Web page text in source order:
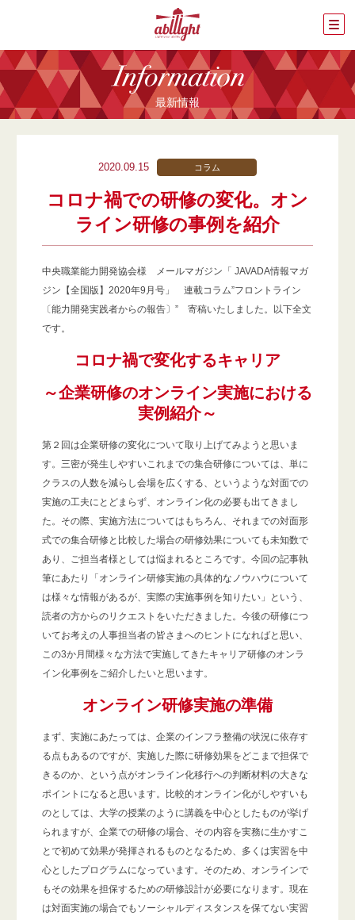
最新情報
2020.09.15 コラム
コロナ禍での研修の変化。オン
ライン研修の事例を紹介
中央職業能力開発協会様 メールマガジン「 JAVADA情報マガ
ジン【全国版】2020年9月号」 連載コラム”フロントライン
〔能力開発実践者からの報告〕” 寄稿いたしました。以下全文
です。
コロナ禍で変化するキャリア
～企業研修のオンライン実施における
実例紹介～
第２回は企業研修の変化について取り上げてみようと思いま
す。三密が発生しやすいこれまでの集合研修については、単に
クラスの人数を減らし会場を広くする、というような対面での
実施の工夫にとどまらず、オンライン化の必要も出てきまし
た。その際、実施方法についてはもちろん、それまでの対面形
式での集合研修と比較した場合の研修効果についても未知数で
あり、ご担当者様としては悩まれるところです。今回の記事執
筆にあたり「オンライン研修実施の具体的なノウハウについて
は様々な情報があるが、実際の実施事例を知りたい」という、
読者の方からのリクエストをいただきました。今後の研修につ
いてお考えの人事担当者の皆さまへのヒントになればと思い、
この3か月間様々な方法で実施してきたキャリア研修のオンラ
イン化事例をご紹介したいと思います。
オンライン研修実施の準備
まず、実施にあたっては、企業のインフラ整備の状況に依存す
る点もあるのですが、実施した際に研修効果をどこまで担保で
きるのか、という点がオンライン化移行への判断材料の大きな
ポイントになると思います。比較的オンライン化がしやすいも
のとしては、大学の授業のように講義を中心としたものが挙げ
られますが、企業での研修の場合、その内容を実務に生かすこ
とで初めて効果が発揮されるものとなるため、多くは実習を中
心としたプログラムになっています。そのため、オンラインで
もその効果を担保するための研修設計が必要になります。現在
は対面実施の場合でもソーシャルディスタンスを保てない実習